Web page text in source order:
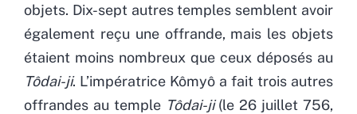
objets. Dix-sept autres temples semblent avoir
également reçu une offrande, mais les objets
étaient moins nombreux que ceux déposés au
Tôdai-ji. L’impératrice Kômyô a fait trois autres
offrandes au temple Tôdai-ji(le 26 juillet 756,